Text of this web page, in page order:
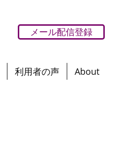
メール配信登録
利用者の声 About